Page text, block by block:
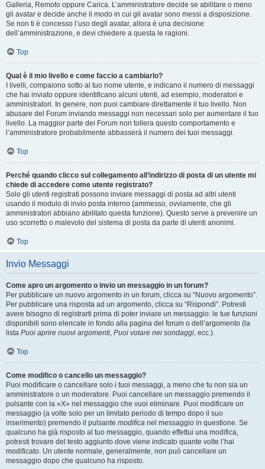
Galleria, Remoto oppure Carica. L’amministratore decide se abilitare o meno
gli avatar e decide anche il modo in cui gli avatar sono messi a disposizione.
Se non ti è concesso l’uso degli avatar, allora è una decisione
dell’amministrazione, e devi chiedere a questa le ragioni.
Top
Qual è il mio livello e come faccio a cambiarlo?
I livelli, compaiono sotto al tuo nome utente, e indicano il numero di messaggi
che hai inviato oppure identificano alcuni utenti, ad esempio, moderatori e
amministratori. In genere, non puoi cambiare direttamente il tuo livello. Non
abusare del Forum inviando messaggi non necessari solo per aumentare il tuo
livello. La maggior parte dei Forum non tollera questo comportamento e
l’amministratore probabilmente abbasserà il numero dei tuoi messaggi.
Top
Perché quando clicco sul collegamento all’indirizzo di posta di un utente mi
chiede di accedere come utente registrato?
Solo gli utenti registrati possono inviare messaggi di posta ad altri utenti
usando il modulo di invio posta interno (ammesso, ovviamente, che gli
amministratori abbiano abilitato questa funzione). Questo serve a prevenire un
uso scorretto o malevolo del sistema di posta da parte di utenti anonimi.
Top
Invio Messaggi
Come apro un argomento o invio un messaggio in un forum?
Per pubblicare un nuovo argomento in un forum, clicca su “Nuovo argomento”.
Per pubblicare una risposta ad un argomento, clicca su “Rispondi”. Potresti
avere bisogno di registrarti prima di poter inviare un messaggio: le tue funzioni
disponibili sono elencate in fondo alla pagina del forum o dell’argomento (la
lista Puoi aprire nuovi argomenti, Puoi votare nei sondaggi, ecc.).
Top
Come modifico o cancello un messaggio?
Puoi modificare o cancellare solo i tuoi messaggi, a meno che tu non sia un
amministratore o un moderatore. Puoi cancellare un messaggio premendo il
pulsante con la «X» nel messaggio che vuoi eliminare. Puoi modificare un
messaggio (a volte solo per un limitato periodo di tempo dopo il suo
inserimento) premendo il pulsante modifica nel messaggio in questione. Se
qualcuno ha già risposto al tuo messaggio, quando effettui una modifica,
potresti trovare del testo aggiunto dove viene indicato quante volte l’hai
modificato. Un utente normale, generalmente, non può cancellare un
messaggio dopo che qualcuno ha risposto.